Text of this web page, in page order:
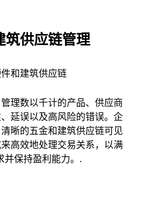
筑供应链管理
和建筑供应链
理数以千计的产品、供应商
延误以及高风险的错误。企
晰的五金和建筑供应链可见
高效地处理交易关系，以满
并保持盈利能力。.